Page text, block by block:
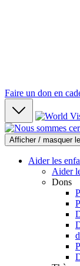
Faire un don en
Afficher / masquer
Aider les
Aider
Dons